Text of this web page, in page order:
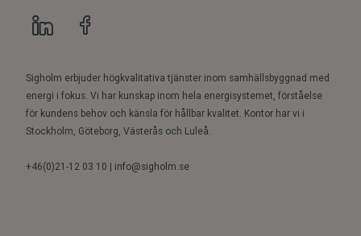
Sigholm erbjuder högkvalitativa tjänster inom samhällsbyggnad med
energi i fokus. Vi har kunskap inom hela energisystemet, förståelse
för kundens behov och känsla för hållbar kvalitet. Kontor har vi i
Stockholm, Göteborg, Västerås och Luleå.
+46(0)21-12 03 10 | info@sigholm.se